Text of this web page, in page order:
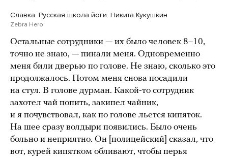
Славка. Русская школа йоги. Никита Кукушкин
Zebra Hero
Остальные сотрудники — их было человек 8–10,
точно не знаю, — пинали меня. Одновременно
меня били дверью по голове. Не знаю, сколько это
продолжалось. Потом меня снова посадили
на стул. В голове дурман. Какой-то сотрудник
захотел чай попить, закипел чайник,
и я почувствовал, как по голове льется кипяток.
На шее сразу волдыри появились. Было очень
больно и неприятно. Он [полицейский] сказал, что
вот, курей кипятком обливают, чтобы перья